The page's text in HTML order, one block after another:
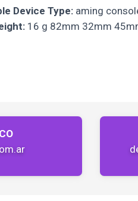
Device Type:aming
16 g 82mm 32mm